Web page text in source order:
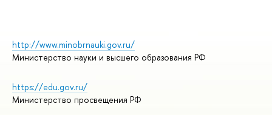
http://www.minobrnauki.gov.ru/
Министерство науки и высшего образования РФ
https://edu.gov.ru/
Министерство просвещения РФ